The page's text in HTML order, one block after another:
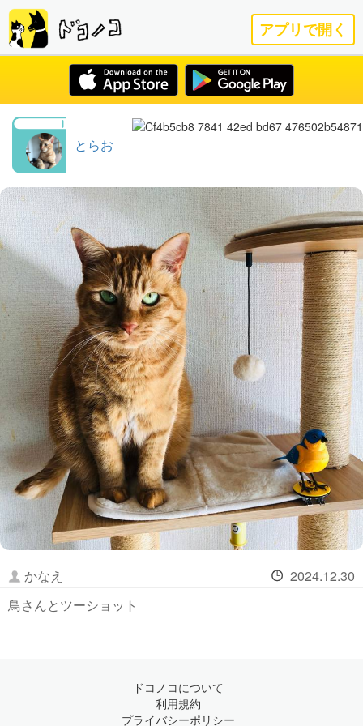
アプリで開く
とらお
かなえ
2024.12.30
鳥さんとツーショット
ドコノコについて
利用規約
プライバシーポリシー